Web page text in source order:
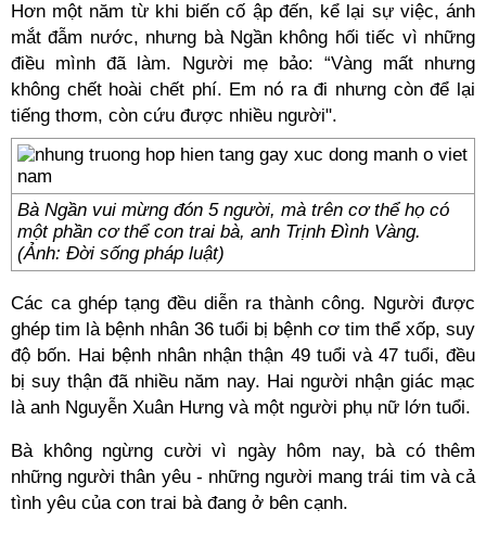
Hơn một năm từ khi biến cố ập đến, kể lại sự việc, ánh
mắt đẫm nước, nhưng bà Ngần không hối tiếc vì những
điều mình đã làm. Người mẹ bảo: “Vàng mất nhưng
không chết hoài chết phí. Em nó ra đi nhưng còn để lại
tiếng thơm, còn cứu được nhiều người".
Bà Ngần vui mừng đón 5 người, mà trên cơ thể họ có
một phần cơ thể con trai bà, anh Trịnh Đình Vàng.
(Ảnh: Đời sống pháp luật)
Các ca ghép tạng đều diễn ra thành công. Người được
ghép tim là bệnh nhân 36 tuổi bị bệnh cơ tim thể xốp, suy
độ bốn. Hai bệnh nhân nhận thận 49 tuổi và 47 tuổi, đều
bị suy thận đã nhiều năm nay. Hai người nhận giác mạc
là anh Nguyễn Xuân Hưng và một người phụ nữ lớn tuổi.
Bà không ngừng cười vì ngày hôm nay, bà có thêm
những người thân yêu - những người mang trái tim và cả
tình yêu của con trai bà đang ở bên cạnh.